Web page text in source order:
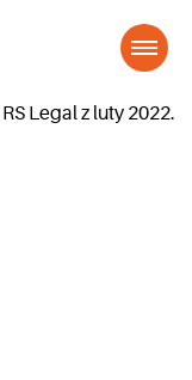
RS Legalz luty 2022.